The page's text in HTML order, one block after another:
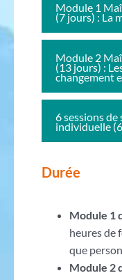
Module 1
(7 jours) : La
Module 2
(13 jours) :
changement
6 sessions
individuelle
Durée
Module 1
heures de
que
Module 2